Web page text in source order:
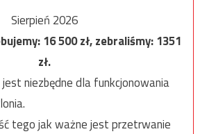
Sierpień 2026
16 500zł, zebraliśmy:1351
zł.
niezbędne dla funkcjonowania
tego jak ważne jest przetrwanie